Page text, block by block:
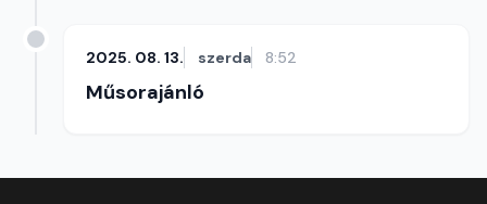
2025. 08. 13. szerda 8:52
Műsorajánló